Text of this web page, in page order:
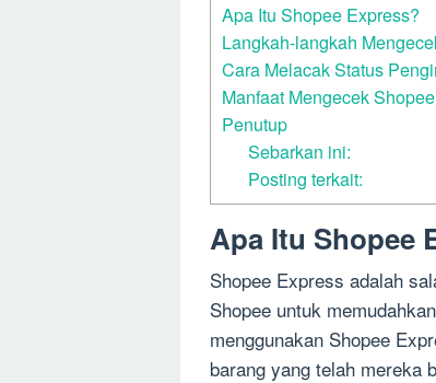
Apa Itu Shopee Express?
Langkah-langkah
Cara Melacak Status
Manfaat Mengecek
Penutup
Sebarkan ini:
Posting terkait:
Apa Itu Shopee
Shopee Express adalah
Shopee untuk
menggunakan Shopee
barang yang telah mereka